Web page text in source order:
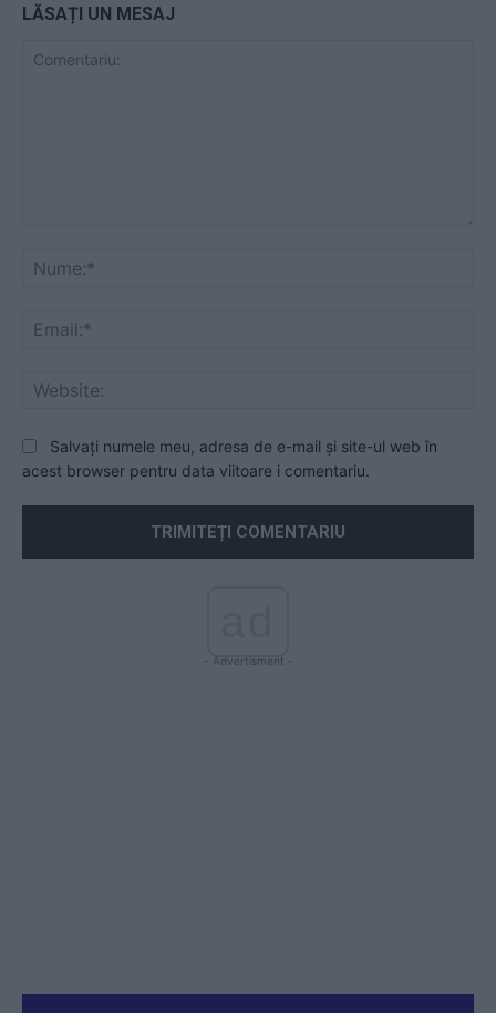
LĂSAȚI UN MESAJ
Salvați numele meu, adresa de e-mail și site-ul web în
acest browser pentru data viitoare i comentariu.
- Advertisment -